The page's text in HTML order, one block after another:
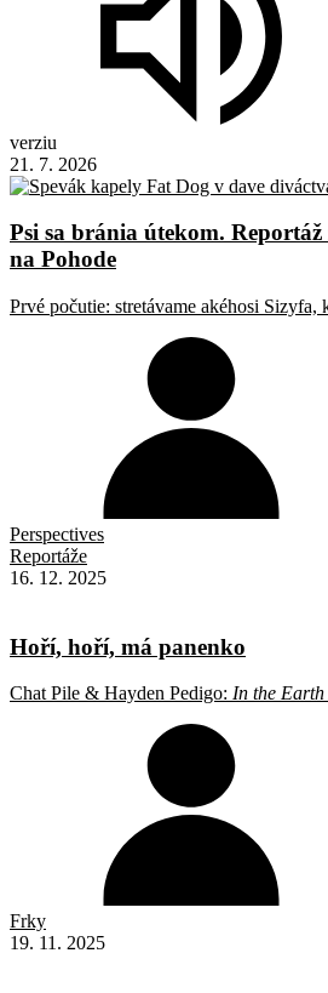
verziu
21. 7. 2026
Psi sa bránia útekom.
na Pohode
Prvé počutie: stretávame akéhosi Sizyfa,
Perspectives
Reportáže
16. 12. 2025
Hoří, hoří, má panenko
Chat Pile & Hayden Pedigo: In the
Frky
19. 11. 2025